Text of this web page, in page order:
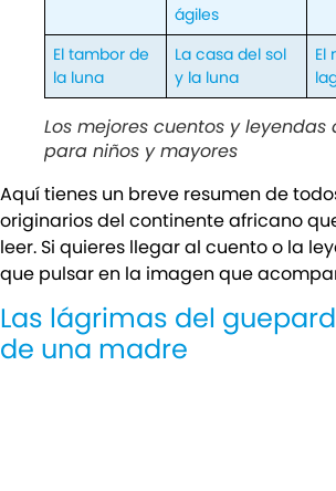
ágiles
El tambor de
la luna
La casa del sol
y la luna
El
Los mejores cuentos y leyendas
para niños y mayores
Aquí tienes un breve resumen de
originarios del continente africano
leer. Si quieres llegar al cuento o la
que pulsar en la imagen que
Las lágrimas del
de una madre